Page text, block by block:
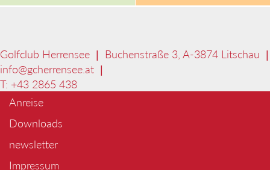
Golfclub Herrensee | Buchenstraße 3, A-3874 Litschau |
info@gcherrensee.at |
T: +43 2865 438
Anreise
Downloads
newsletter
Impressum